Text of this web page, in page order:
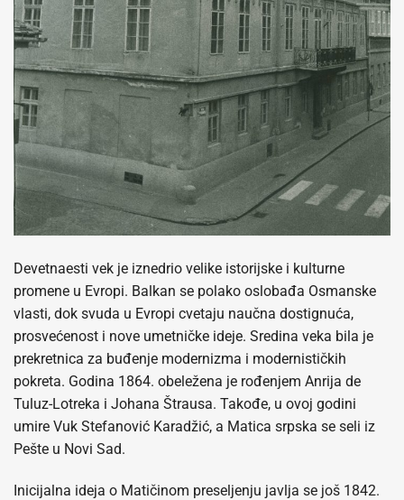
Devetnaesti vek je iznedrio velike istorijske i kulturne
promene u Evropi. Balkan se polako oslobađa Osmanske
vlasti, dok svuda u Evropi cvetaju naučna dostignuća,
prosvećenost i nove umetničke ideje. Sredina veka bila je
prekretnica za buđenje modernizma i modernističkih
pokreta. Godina 1864. obeležena je rođenjem Anrija de
Tuluz-Lotreka i Johana Štrausa. Takođe, u ovoj godini
umire Vuk Stefanović Karadžić, a Matica srpska se seli iz
Pešte u Novi Sad.
Inicijalna ideja o Matičinom preseljenju javlja se još 1842.